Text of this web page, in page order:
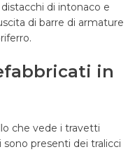
di intonaco e
di barre di armature
in
che vede i travetti
presenti dei tralicci